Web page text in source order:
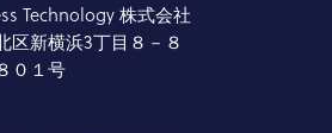
Technology 株式会社
区新横浜3丁目８－８
０１号